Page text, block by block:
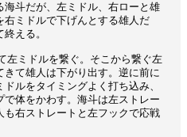
斗だが、左ミドル、右ローと雄
右ミドルで下げんとする雄人だ
える。
ミドルを繋ぐ。そこから繋ぐ左
て雄人は下がり出す。逆に前に
ルをタイミングよく打ち込み、
体をかわす。海斗は左ストレー
も右ストレートと左フックで応戦